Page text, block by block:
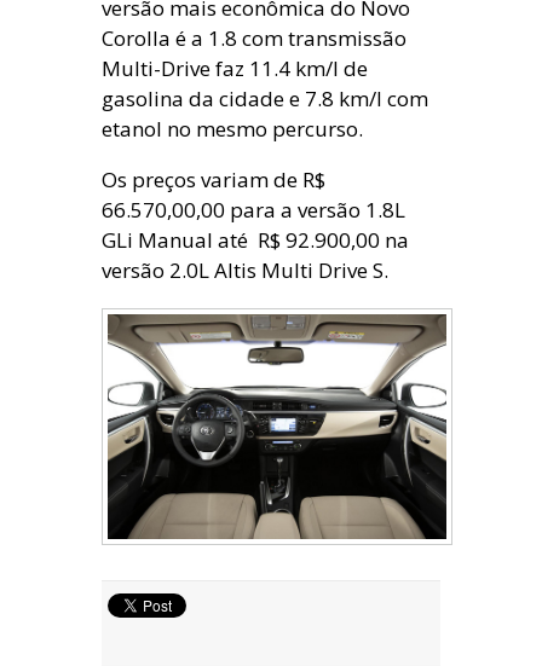
versão mais econômica do Novo
Corolla é a 1.8 com transmissão
Multi-Drive faz 11.4 km/l de
gasolina da cidade e 7.8 km/l com
etanol no mesmo percurso.
Os preços variam de R$
66.570,00,00 para a versão 1.8L
GLi Manual até R$ 92.900,00 na
versão 2.0L Altis Multi Drive S.